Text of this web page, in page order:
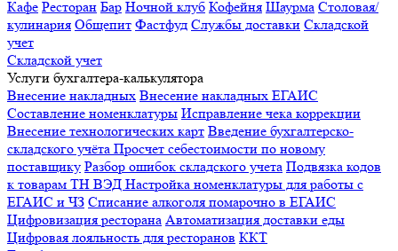
Кафе Ресторан Бар Ночной клуб Кофейня Шаурма Столовая/
кулинария Общепит Фастфуд Службы доставки Складской
учет
Складской учет
Услуги бухгалтера-калькулятора
Внесение накладных Внесение накладных ЕГАИС
Составление номенклатуры Исправление чека коррекции
Внесение технологических карт Введение бухгалтерско-
складского учёта Просчет себестоимости по новому
поставщику Разбор ошибок складского учета Подвязка кодов
к товарам ТН ВЭД Настройка номенклатуры для работы с
ЕГАИС и ЧЗ Списание алкоголя помарочно в ЕГАИС
Цифровизация ресторана Автоматизация доставки еды
Цифровая лояльность для ресторанов ККТ